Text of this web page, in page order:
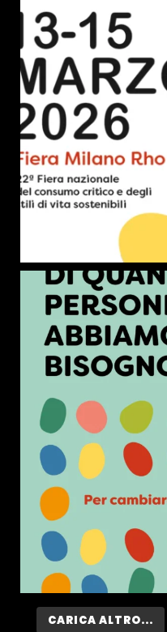
CARICA ALTRO...